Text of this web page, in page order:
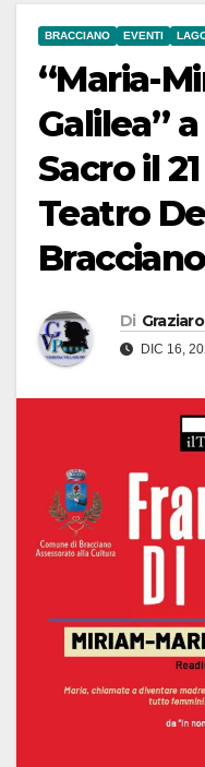
BRACCIANO EVENTI
“Maria-
Galilea”
Sacro il
Teatro
Bracciano
Di
DIC 16,